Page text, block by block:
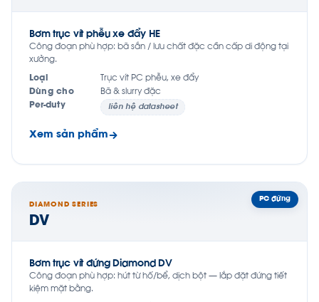
Bơm trục vít phễu xe đẩy HE
Công đoạn phù hợp: bã sắn / lưu chất đặc cần cấp di động tại
xưởng.
Loại
Trục vít PC phễu, xe đẩy
Dùng cho
Bã & slurry đặc
Per-duty
liên hệ datasheet
Xem sản phẩm
PC đứng
DIAMOND SERIES
DV
Bơm trục vít đứng Diamond DV
Công đoạn phù hợp: hút từ hố/bể, dịch bột — lắp đặt đứng tiết
kiệm mặt bằng.